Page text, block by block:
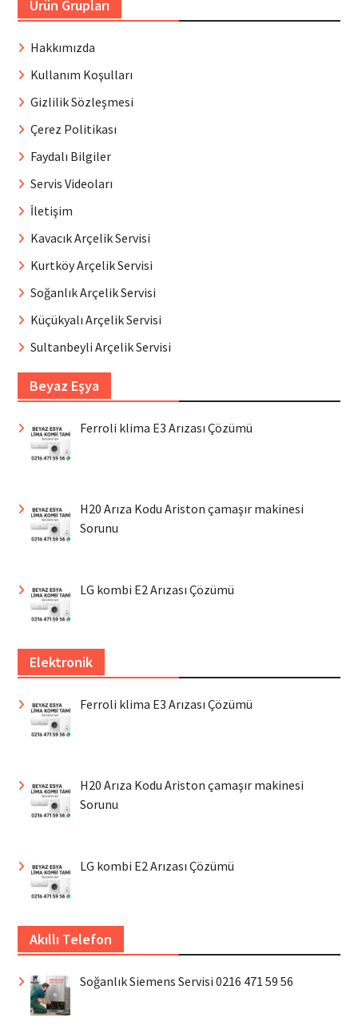
Ürün Grupları
Hakkımızda
Kullanım Koşulları
Gizlilik Sözleşmesi
Çerez Politikası
Faydalı Bilgiler
Servis Videoları
İletişim
Kavacık Arçelik Servisi
Kurtköy Arçelik Servisi
Soğanlık Arçelik Servisi
Küçükyalı Arçelik Servisi
Sultanbeyli Arçelik Servisi
Beyaz Eşya
Ferroli klima E3 Arızası Çözümü
H20 Arıza Kodu Ariston çamaşır makinesi
Sorunu
LG kombi E2 Arızası Çözümü
Elektronik
Ferroli klima E3 Arızası Çözümü
H20 Arıza Kodu Ariston çamaşır makinesi
Sorunu
LG kombi E2 Arızası Çözümü
Akıllı Telefon
Soğanlık Siemens Servisi 0216 471 59 56